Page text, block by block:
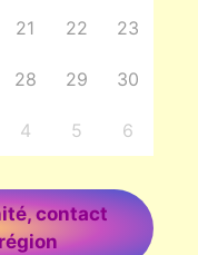
21 22 23
28 29 30
4 5 6
contact